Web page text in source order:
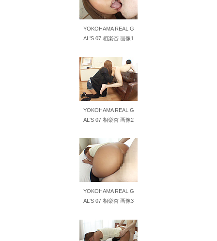
【動画】 自動ドアの仕組みを理解した富山のツバメが賢い。
【悲報】 味噌ラーメンで行列、出来ない
【画像】JKダンス部、部員の８割が巨乳のムホホ部だったwww
【朗報】 パルワールドが面白すぎてヤバイわ！！
【最近】俺がAmazonで買ってよかったものおしえる
スクーターが飛んだ!? とんでもない暴風で宙を舞う衝撃映像ｗ
【画像】最近のAV女優、アイドル顔負けにかわいいwww
YOKOHAMA REAL G
AL'S 07 相楽杏 画像1
YOKOHAMA REAL G
AL'S 07 相楽杏 画像2
YOKOHAMA REAL G
AL'S 07 相楽杏 画像3